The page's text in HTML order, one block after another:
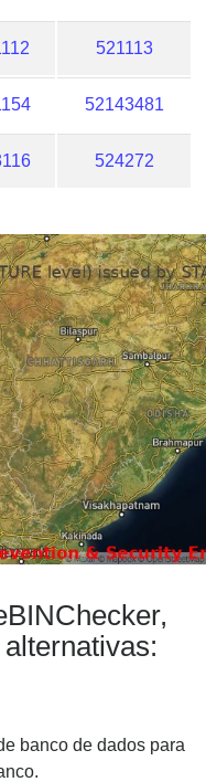
521113
52143481
524272
banco de dados para